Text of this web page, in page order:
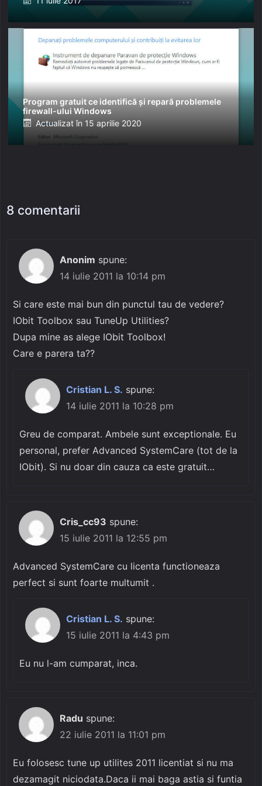
Program gratuit ce identifică și repară problemele
firewall-ului Windows
Posted
on
Actualizat în 15 aprilie 2020
8 comentarii
Anonim spune:
14 iulie 2011 la 10:14 pm
Si care este mai bun din punctul tau de vedere?
IObit Toolbox sau TuneUp Utilities?
Dupa mine as alege IObit Toolbox!
Care e parera ta??
Cristian L. S. spune:
14 iulie 2011 la 10:28 pm
Greu de comparat. Ambele sunt exceptionale. Eu
personal, prefer Advanced SystemCare (tot de la
IObit). Si nu doar din cauza ca este gratuit…
Cris_cc93 spune:
15 iulie 2011 la 12:55 pm
Advanced SystemCare cu licenta functioneaza
perfect si sunt foarte multumit .
Cristian L. S. spune:
15 iulie 2011 la 4:43 pm
Eu nu l-am cumparat, inca.
Radu spune:
22 iulie 2011 la 11:01 pm
Eu folosesc tune up utilites 2011 licentiat si nu ma
dezamagit niciodata.Daca ii mai baga astia si funtia